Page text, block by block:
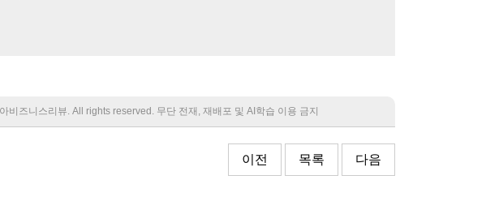
비즈니스리뷰. All rights reserved. 무단 전재, 재배포 및 AI학습 이용 금지
이전 목록 다음